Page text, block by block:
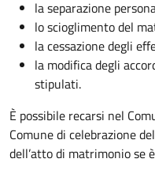
la separazione
lo scioglimento del
la cessazione degli
la modifica degli
stipulati.
È possibile recarsi nel
Comune di celebrazione
dell’atto di matrimonio se